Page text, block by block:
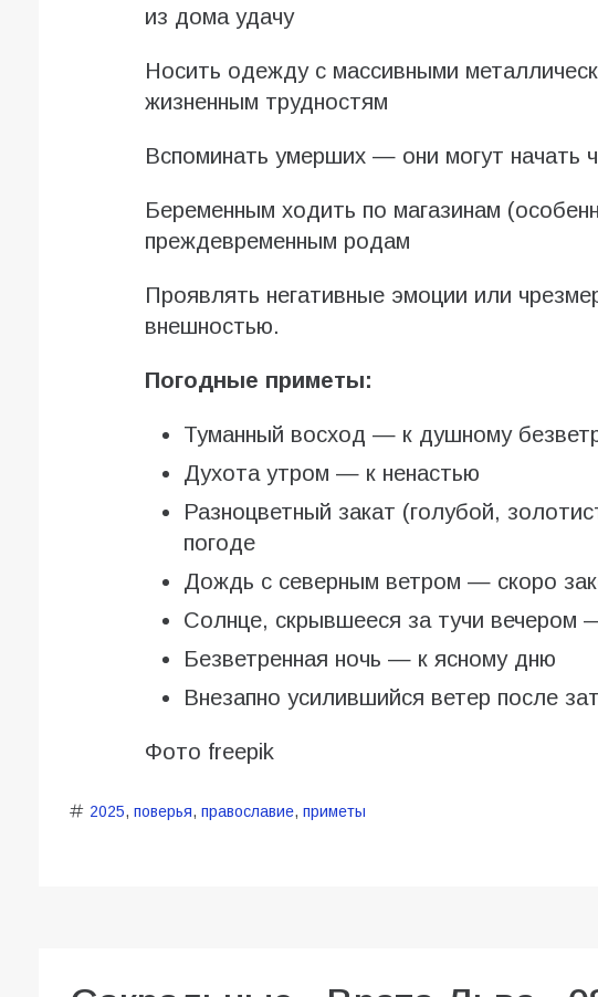
из дома удачу
Носить одежду с массивными
жизненным трудностям
Вспоминать умерших — они могут начать
Беременным ходить по магазинам
преждевременным родам
Проявлять негативные эмоции или
внешностью.
Погодные приметы:
Туманный восход — к душному
Духота утром — к ненастью
Разноцветный закат (голубой,
погоде
Дождь с северным ветром — скоро
Солнце, скрывшееся за тучи вечером
Безветренная ночь — к ясному дню
Внезапно усилившийся ветер после
Фото freepik
2025, поверья, православие, приметы